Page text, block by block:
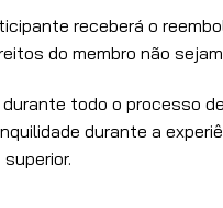
receberá o
do membro não
todo o processo
durante a